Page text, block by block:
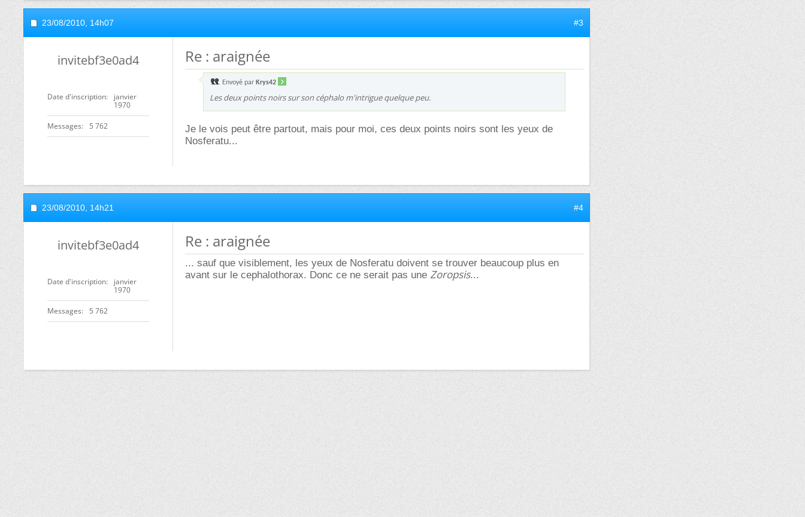
23/08/2010, 14h07 #3
invitebf3e0ad4
Date d'inscription
janvier
1970
Messages 5 762
Re : araignée
Envoyé par Krys42
Les deux points noirs sur son céphalo m'intrigue quelque peu.
Je le vois peut être partout, mais pour moi, ces deux points noirs sont les yeux de
Nosferatu...
23/08/2010, 14h21 #4
invitebf3e0ad4
Date d'inscription
janvier
1970
Messages 5 762
Re : araignée
... sauf que visiblement, les yeux de Nosferatu doivent se trouver beaucoup plus en
avant sur le cephalothorax. Donc ce ne serait pas une Zoropsis...